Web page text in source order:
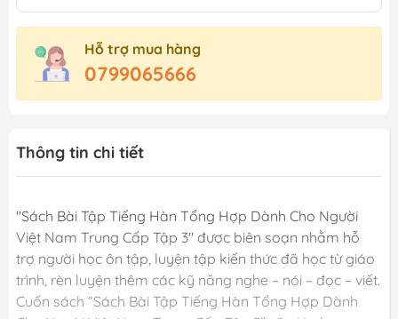
Hỗ trợ mua hàng
0799065666
Thông tin chi tiết
"Sách Bài Tập Tiếng Hàn Tổng Hợp Dành Cho Người
Việt Nam Trung Cấp Tập 3" được biên soạn nhằm hỗ
trợ người học ôn tập, luyện tập kiến thức đã học từ giáo
trình, rèn luyện thêm các kỹ năng nghe – nói – đọc – viết.
Cuốn sách “Sách Bài Tập Tiếng Hàn Tổng Hợp Dành